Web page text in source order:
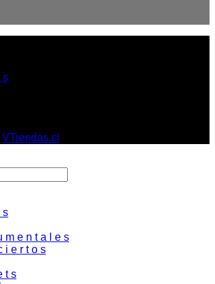
s
VTiendas.cl
s
m e n t a l e s
i e r t o s
t s